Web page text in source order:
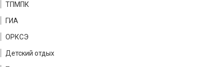
ТПМПК
ГИА
ОРКСЭ
Детский отдых